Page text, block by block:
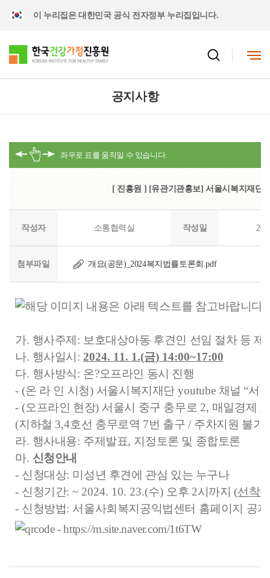
이 누리집은 대한민국 공식 전자정부 누리집입니다.
공지사항
[ 진흥원 ] [유관기관홍보] 서울시복지재단
작성자 소통협력실 작성일
첨부파일 개요(공문)_2024복지법률토론회.pdf
2024
년
지
법
토
론
회
보
대
상
후
선
가. 행사주제 : 보호대상아동 후견인 선임 절차 등 제
나. 행사일시 :2024. 11. 1.(금) 14:00~17:00
다. 행사방식: 온?오프라인 동시 진행
- (온 라 인 시청) 서울시복지재단 youtube 채널 “서
- (오프라인 현장) 서울시 중구 충무로 2, 매일경제
(지하철 3,4호선 충무로역 7번 출구/ 주차지원 불가
라. 행사내용: 주제발표, 지정토론 및 종합토론
마. 신청안내
- 신청대상: 미성년 후견에 관심 있는 누구나
- 신청기간: ~ 2024. 10. 23.(수) 오후 2시까지 (선착
- 신청방법: 서울사회복지공익법센터 홈페이지 공